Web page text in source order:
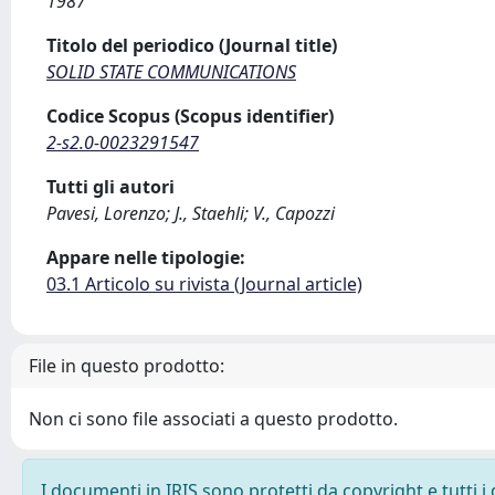
Titolo del periodico (Journal title)
SOLID STATE COMMUNICATIONS
Codice Scopus (Scopus identifier)
2-s2.0-0023291547
Tutti gli autori
Pavesi, Lorenzo; J., Staehli; V., Capozzi
Appare nelle tipologie:
03.1 Articolo su rivista (Journal article)
File in questo prodotto:
Non ci sono file associati a questo prodotto.